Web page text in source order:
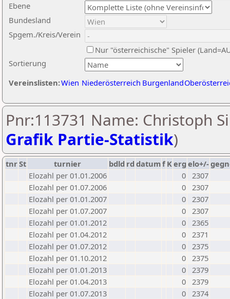
Ebene
Sortierung
Bundesland
Spgem./Kreis/Verein
Nur "österreichische" Spieler
Vereinslisten:Wien Niederösterreich Burgenland
Pnr:113731 Name: Christoph
Grafik Partie-Statistik)
tnrSt turnier bdld rd datumf Kerg elo+/-
Elozahl per 01.01.2006
0 2307
Elozahl per 01.07.2006
0 2307
Elozahl per 01.01.2007
0 2307
Elozahl per 01.07.2007
0 2307
Elozahl per 01.01.2012
0 2365
Elozahl per 01.04.2012
0 2371
Elozahl per 01.07.2012
0 2375
Elozahl per 01.10.2012
0 2375
Elozahl per 01.01.2013
0 2379
Elozahl per 01.04.2013
0 2379
Elozahl per 01.07.2013
0 2374